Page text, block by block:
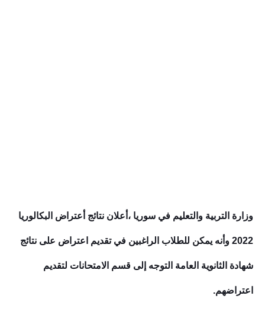
وزارة التربية والتعليم في سوريا ،أعلان نتائج أعتراض البكالوريا
2022 وأنه يمكن للطلاب الراغبين في تقديم اعتراض على نتائج
شهادة الثانوية العامة التوجه إلى قسم الامتحانات لتقديم
اعتراضهم.